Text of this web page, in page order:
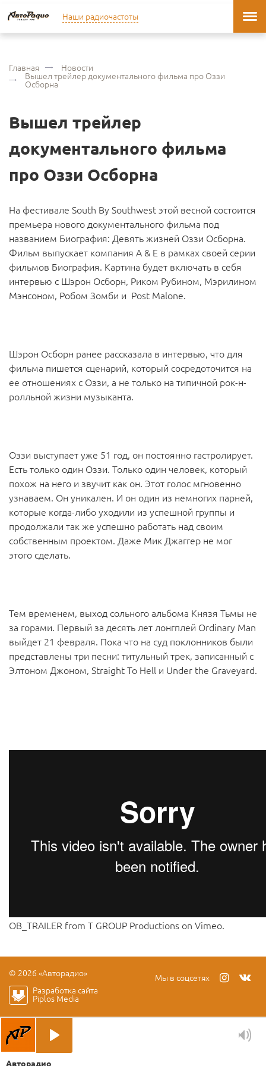
Наши радиочастоты
Главная Новости
Вышел трейлер документального фильма про Оззи
Осборна
Вышел трейлер
документального фильма
про Оззи Осборна
На фестивале South By Southwest этой весной состоится
премьера нового документального фильма под
названием Биография: Девять жизней Оззи Осборна.
Фильм выпускает компания A & E в рамках своей серии
фильмов Биография. Картина будет включать в себя
интервью с Шэрон Осборн, Риком Рубином, Мэрилином
Мэнсоном, Робом Зомби и Post Malone.
Шэрон Осборн ранее рассказала в интервью, что для
фильма пишется сценарий, который сосредоточится на
ее отношениях с Оззи, а не только на типичной рок-н-
ролльной жизни музыканта.
Оззи выступает уже 51 год, он постоянно гастролирует.
Есть только один Оззи. Только один человек, который
похож на него и звучит как он. Этот голос мгновенно
узнаваем. Он уникален. И он один из немногих парней,
которые когда-либо уходили из успешной группы и
продолжали так же успешно работать над своим
собственным проектом. Даже Мик Джаггер не мог
этого сделать.
Тем временем, выход сольного альбома Князя Тьмы не
за горами. Первый за десять лет лонгплей Ordinary Man
выйдет 21 февраля. Пока что на суд поклонников были
представлены три песни: титульный трек, записанный с
Элтоном Джоном, Straight To Hell и Under the Graveyard.
OB_TRAILER from T GROUP Productions on Vimeo.
© 2026 «Авторадио»
Мы в соцсетях
Разработка сайта
Piplos Media
Авторадио